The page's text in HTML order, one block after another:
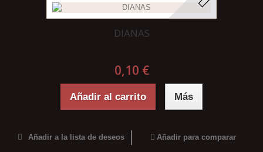
DIANAS
0,10 €
Añadir al carrito Más
Añadir a la lista de deseos Añadir para comparar